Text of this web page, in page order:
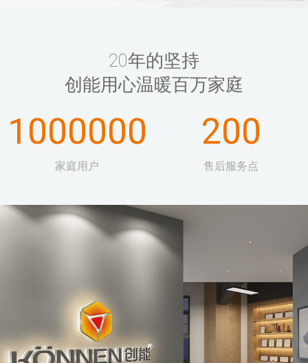
20年的坚持
创能用心温暖百万家庭
1000000
家庭用户
200
售后服务点